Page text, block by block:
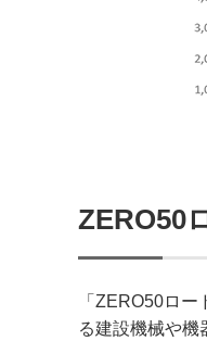
ZERO50
「ZERO50ロ
る建設機械や機